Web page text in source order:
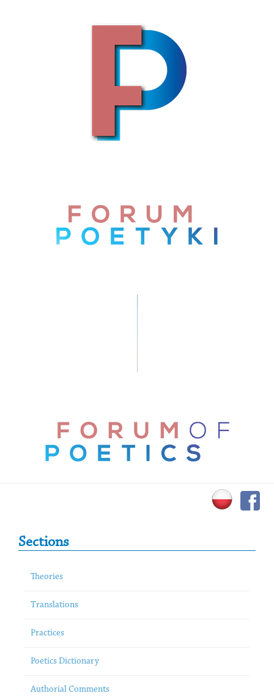
Primary Sidebar
Sections
Theories
Translations
Practices
Poetics Dictionary
Authorial Comments